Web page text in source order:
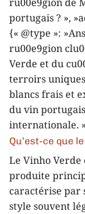
ru00e9gion de
portugais ? »,
{« @type »:
ru00e9gion
Verde et du
terroirs
blancs frais et
du vin
internationale.
Qu’est-ce que
Le Vinho
produite
caractérise par
style souvent